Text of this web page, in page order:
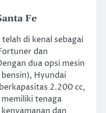
Fe
di kenal sebagai
dan
dua opsi mesin
Hyundai
2.200 cc,
tenaga
dan